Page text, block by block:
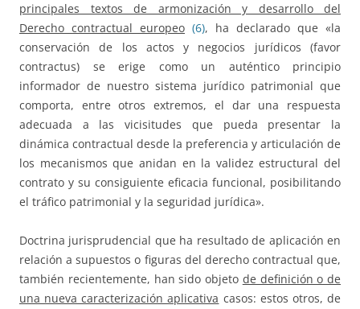
principales textos de armonización y desarrollo del
Derecho contractual europeo (6), ha declarado que «la
conservación de los actos y negocios jurídicos (favor
contractus) se erige como un auténtico principio
informador de nuestro sistema jurídico patrimonial que
comporta, entre otros extremos, el dar una respuesta
adecuada a las vicisitudes que pueda presentar la
dinámica contractual desde la preferencia y articulación de
los mecanismos que anidan en la validez estructural del
contrato y su consiguiente eficacia funcional, posibilitando
el tráfico patrimonial y la seguridad jurídica».
Doctrina jurisprudencial que ha resultado de aplicación en
relación a supuestos o figuras del derecho contractual que,
también recientemente, han sido objeto de definición o de
una nueva caracterización aplicativa casos: estos otros, de